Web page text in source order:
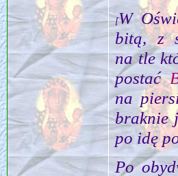
[W
bitą, z
na tle
postać
na
braknie
po idę
Po